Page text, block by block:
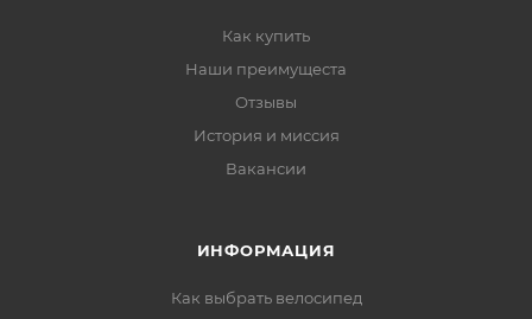
Как купить
Наши преимущеста
Отзывы
История и миссия
Вакансии
ИНФОРМАЦИЯ
Как выбрать велосипед